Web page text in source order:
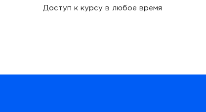
Доступ к курсу в любое время